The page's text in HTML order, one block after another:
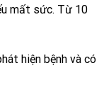
mất sức. Từ 10
hiện bệnh và có